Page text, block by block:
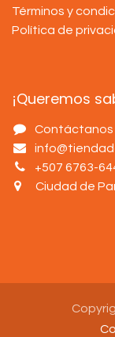
Términos y
Política de
¡Queremos
Contáctanos
+507 6763-
Ciudad de